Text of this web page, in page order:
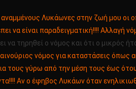
Λυκάωνες στην ζωή μου οι
να είναι παραδειγματική!!!! Αλλαγή
να τηρηθεί ο νόμος και ότι ο μικρός
νόμος για καταστάσεις
τους γύρω από την μέση τους έως
Αν ο έφηβος Λυκάων όταν